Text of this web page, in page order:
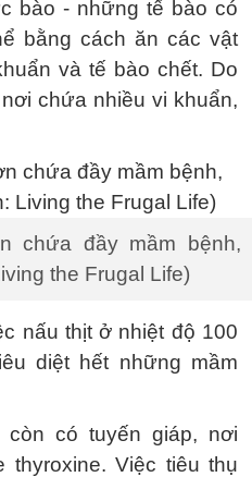
bào - những tế bào có
bằng cách ăn các vật
và tế bào chết. Do
chứa nhiều vi khuẩn,
chứa đầy mầm bệnh,
the Frugal Life)
nấu thịt ở nhiệt độ 100
diệt hết những mầm
còn có tuyến giáp, nơi
thyroxine. Việc tiêu thụ